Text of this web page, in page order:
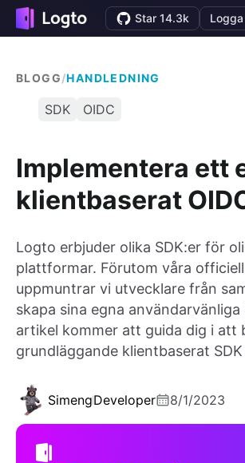
Star 14.3k
BLOGG/HANDLEDNING
SDK OIDC
Implementera ett
klientbaserat
Logto erbjuder olika SDK:er för
plattformar. Förutom våra
uppmuntrar vi utvecklare från
skapa sina egna användarvänliga
artikel kommer att guida dig i att
grundläggande klientbaserat
SimengDeveloper 8/1/2023